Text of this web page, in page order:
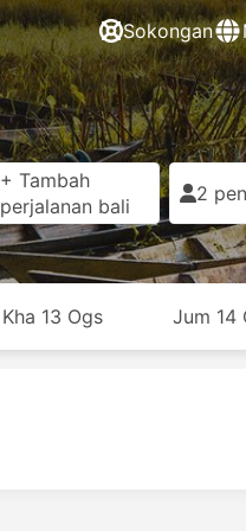
Sokongan
+ Tambah
perjalanan bali
2
Kha 13 Ogs Jum 14